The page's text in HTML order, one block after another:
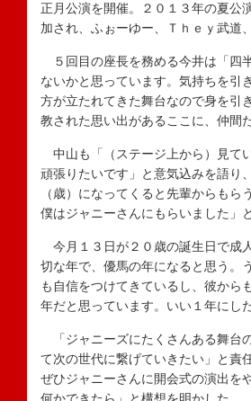
正月公演を開催。２０１３年の夏公
加され、ふぉーゆー、Ｔｈｅｙ武道
５回目の座長を務める今井は「四
ないかと思っています。気持ちを引
方が立たれてきた舞台なので身を引
教された思い出があるここに、仲間
中山も「（ステージ上から）見て
頑張りたいです」と意気込みを語り
（歳）になってくると先輩からもら
僕はジャニーさんにもらいました」
今月１３日が２０歳の誕生日で成
切な年で、優馬の年になると思う。
も自信をつけてきているし、彼から
年だと思っています。いい１年にし
「ジャニーズにたくさんある舞台
て次の世代に繋げていきたい」と責
ぜひジャニーさんに開会式の演出を